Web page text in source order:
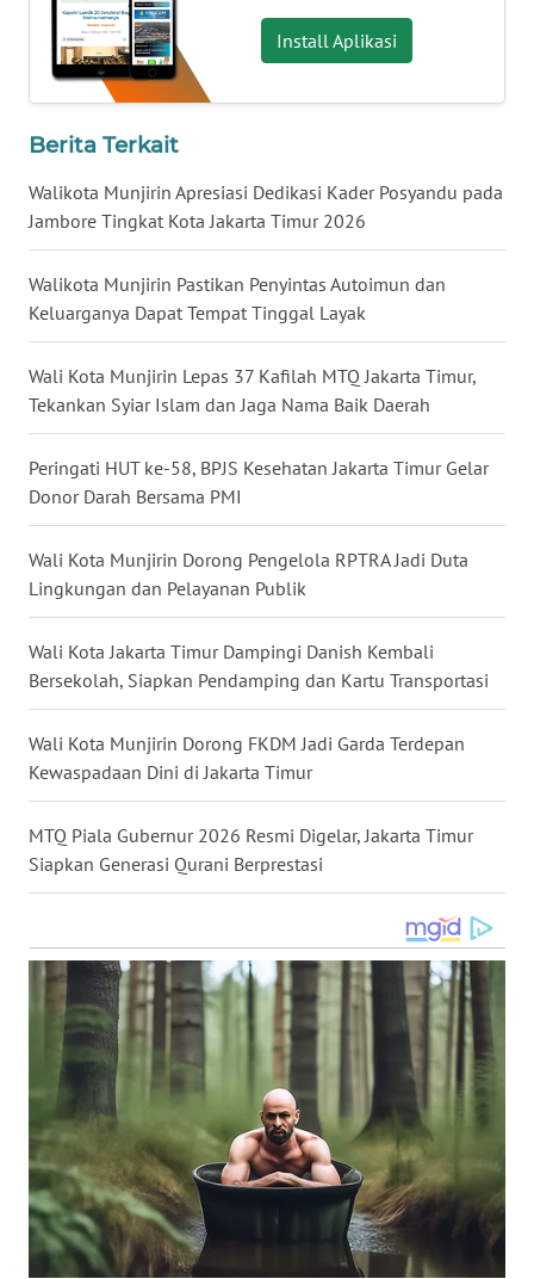
Install Aplikasi
Berita Terkait
Walikota Munjirin Apresiasi Dedikasi Kader Posyandu pada
Jambore Tingkat Kota Jakarta Timur 2026
Walikota Munjirin Pastikan Penyintas Autoimun dan
Keluarganya Dapat Tempat Tinggal Layak
Wali Kota Munjirin Lepas 37 Kafilah MTQ Jakarta Timur,
Tekankan Syiar Islam dan Jaga Nama Baik Daerah
Peringati HUT ke-58, BPJS Kesehatan Jakarta Timur Gelar
Donor Darah Bersama PMI
Wali Kota Munjirin Dorong Pengelola RPTRA Jadi Duta
Lingkungan dan Pelayanan Publik
Wali Kota Jakarta Timur Dampingi Danish Kembali
Bersekolah, Siapkan Pendamping dan Kartu Transportasi
Wali Kota Munjirin Dorong FKDM Jadi Garda Terdepan
Kewaspadaan Dini di Jakarta Timur
MTQ Piala Gubernur 2026 Resmi Digelar, Jakarta Timur
Siapkan Generasi Qurani Berprestasi
WN
BABEL
SUMBAR
BENGKULU
WN
LAMPUNG
WN
JATENG
WN
NUSANTARA
WN
JOGJA
WN
JATIM
WN
BALI
KALBAR
WN
KALTENG
KALTARA
WN
KALSEL